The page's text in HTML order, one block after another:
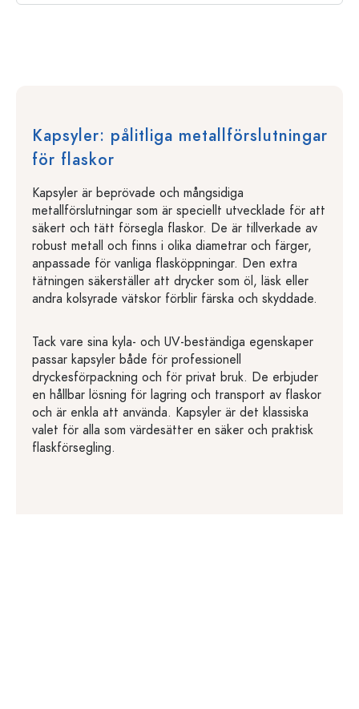
Kapsyler: pålitliga metallförslutningar
för flaskor
Kapsyler är beprövade och mångsidiga
metallförslutningar som är speciellt utvecklade för att
säkert och tätt försegla flaskor. De är tillverkade av
robust metall och finns i olika diametrar och färger,
anpassade för vanliga flasköppningar. Den extra
tätningen säkerställer att drycker som öl, läsk eller
andra kolsyrade vätskor förblir färska och skyddade.
Tack vare sina kyla- och UV-beständiga egenskaper
passar kapsyler både för professionell
dryckesförpackning och för privat bruk. De erbjuder
en hållbar lösning för lagring och transport av flaskor
och är enkla att använda. Kapsyler är det klassiska
valet för alla som värdesätter en säker och praktisk
flaskförsegling.